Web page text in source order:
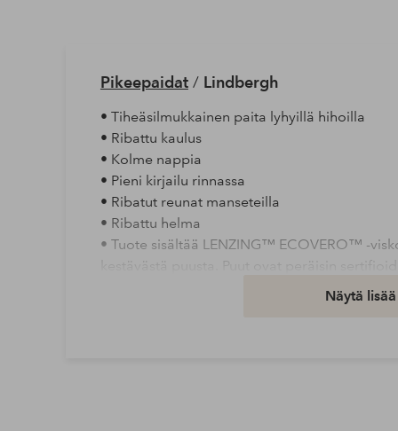
Pikeepaidat/ Lindbergh
• Tiheäsilmukkainen paita lyhyillä hihoilla
• Ribattu kaulus
• Kolme nappia
• Pieni kirjailu rinnassa
• Ribatut reunat manseteilla
• Ribattu helma
• Tuote sisältää LENZING™ ECOVERO™ -
kestävästä puusta. Puut ovat peräisin
LENZING™ ECOVERO™ -kuitu on sertifioitu
Ecolabelin mukaisesti, mikä tarkoittaa, että
Näytä lisää